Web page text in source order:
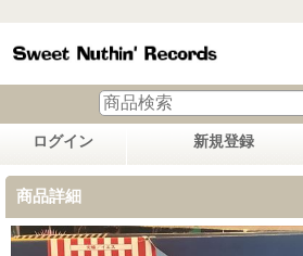
ログイン 新規登録
商品詳細